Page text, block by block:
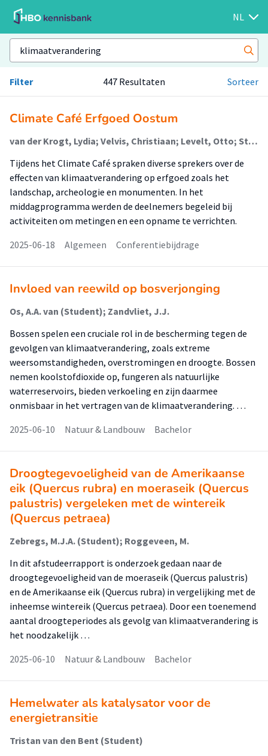
NL
Filter 447 Resultaten Sorteer
Climate Café Erfgoed Oostum
van der Krogt, Lydia; Velvis, Christiaan; Levelt, Otto; Stuurman, Roelof; Vieveen, Maarten; Boogaard, Floris
Tijdens het Climate Café spraken diverse sprekers over de
effecten van klimaatverandering op erfgoed zoals het
landschap, archeologie en monumenten. In het
middagprogramma werden de deelnemers begeleid bij
activiteiten om metingen en een opname te verrichten.
2025-06-18
Algemeen Conferentiebijdrage
Invloed van reewild op bosverjonging
Os, A.A. van (Student); Zandvliet, J.J.
Bossen spelen een cruciale rol in de bescherming tegen de
gevolgen van klimaatverandering, zoals extreme
weersomstandigheden, overstromingen en droogte. Bossen
nemen koolstofdioxide op, fungeren als natuurlijke
waterreservoirs, bieden verkoeling en zijn daarmee
onmisbaar in het vertragen van de klimaatverandering. …
2025-06-10
Natuur & Landbouw Bachelor
Droogtegevoeligheid van de Amerikaanse
eik (Quercus rubra) en moeraseik (Quercus
palustris) vergeleken met de wintereik
(Quercus petraea)
Zebregs, M.J.A. (Student); Roggeveen, M.
In dit afstudeerrapport is onderzoek gedaan naar de
droogtegevoeligheid van de moeraseik (Quercus palustris)
en de Amerikaanse eik (Quercus rubra) in vergelijking met de
inheemse wintereik (Quercus petraea). Door een toenemend
aantal droogteperiodes als gevolg van klimaatverandering is
het noodzakelijk …
2025-06-10
Natuur & Landbouw Bachelor
Hemelwater als katalysator voor de
energietransitie
Tristan van den Bent (Student)